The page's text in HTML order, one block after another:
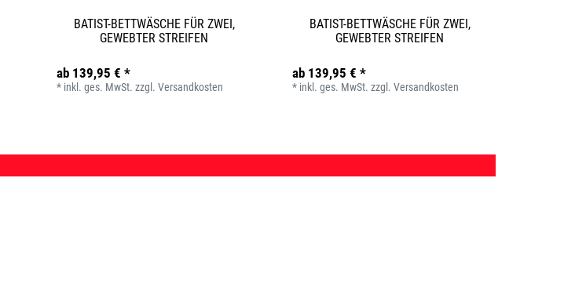
BATIST-BETTWÄSCHE FÜR ZWEI,
GEWEBTER STREIFEN
ab 139,95 € *
* inkl. ges. MwSt. zzgl.Versandkosten
BATIST-BETTWÄSCHE FÜR ZWEI,
GEWEBTER STREIFEN
ab 139,95 € *
* inkl. ges. MwSt. zzgl.Versandkosten